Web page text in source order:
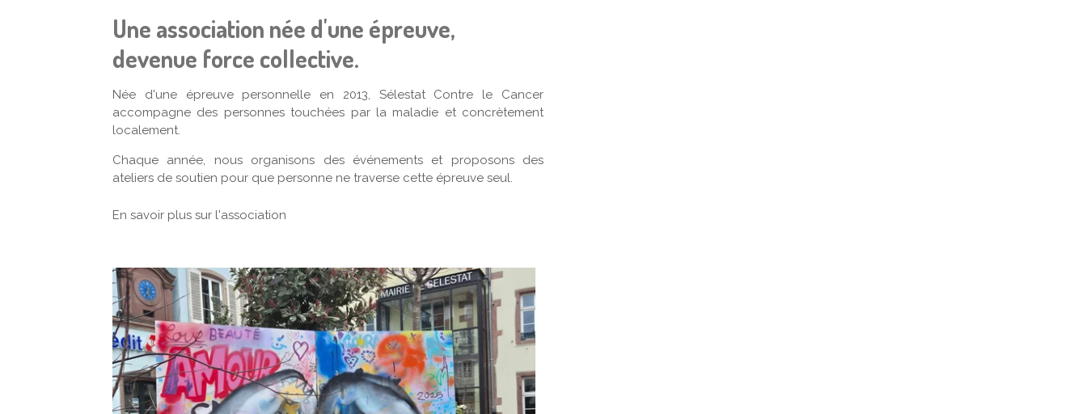
Une association née d'une épreuve,
devenue force collective.
Née d'une épreuve personnelle en 2013, Sélestat Contre le Cancer
accompagne des personnes touchées par la maladie et concrètement
localement.
Chaque année, nous organisons des événements et proposons des
ateliers de soutien pour que personne ne traverse cette épreuve seul.
En savoir plus sur l'association